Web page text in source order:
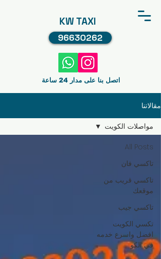
KW TAXI
96630262
اتصل بنا على مدار 24 ساعة
مقالاتنا
All Posts
تاكسي فان
تاكسي قريب من
موقعك
تاكسي جيب
تكسي الكويت
افضل واسرع خدمه
في الكو
مواصلات الكويت